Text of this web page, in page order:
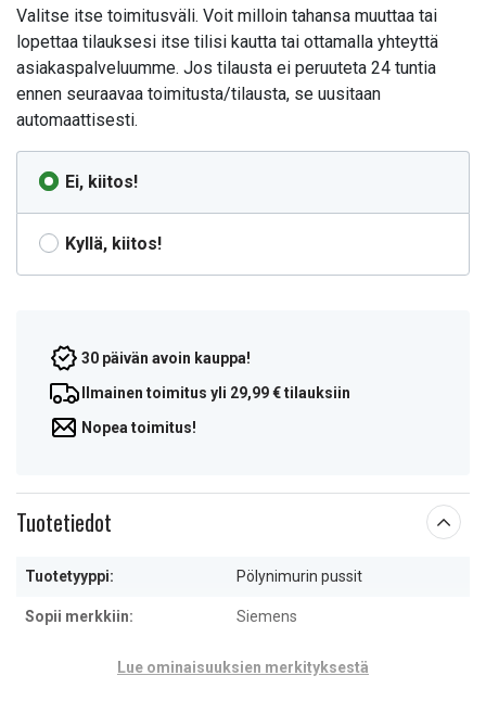
Valitse itse toimitusväli. Voit milloin tahansa muuttaa tai
lopettaa tilauksesi itse tilisi kautta tai ottamalla yhteyttä
asiakaspalveluumme. Jos tilausta ei peruuteta 24 tuntia
ennen seuraavaa toimitusta/tilausta, se uusitaan
automaattisesti.
Ei, kiitos!
Kyllä, kiitos!
30 päivän avoin kauppa!
Ilmainen toimitus yli 29,99 € tilauksiin
Nopea toimitus!
Tuotetiedot
Tuotetyyppi: Pölynimurin pussit
Sopii merkkiin: Siemens
Lue ominaisuuksien merkityksestä